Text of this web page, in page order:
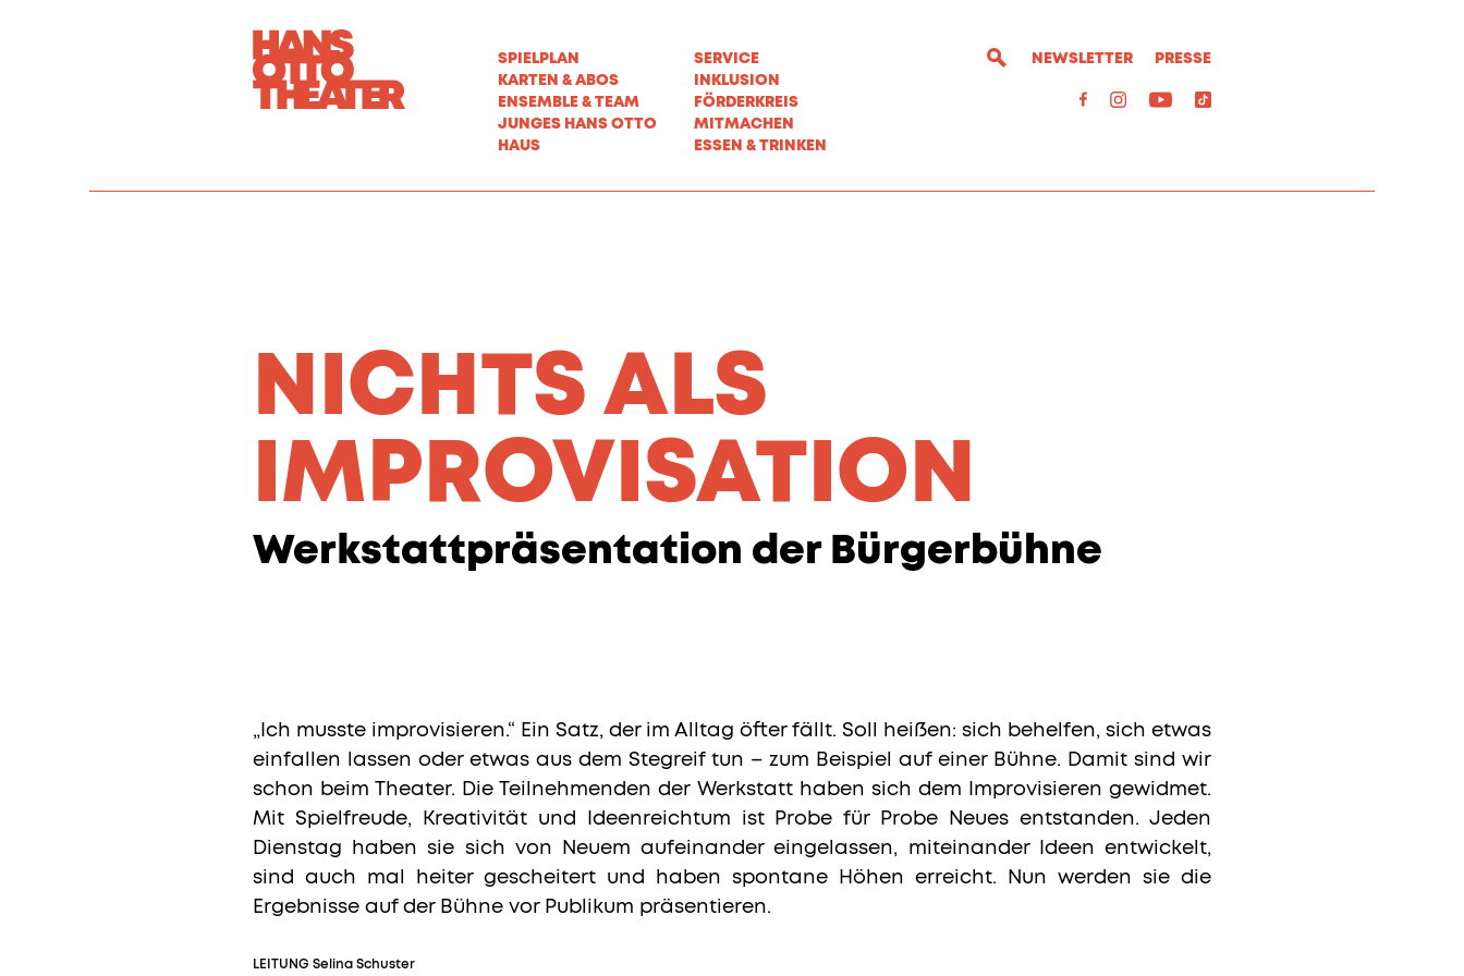
SPIELPLAN
KARTEN & ABOS
ENSEMBLE & TEAM
JUNGES HANS OTTO
HAUS
SERVICE
INKLUSION
FÖRDERKREIS
MITMACHEN
ESSEN & TRINKEN
NEWSLETTER PRESSE
NICHTS ALS
IMPROVISATION
Werkstattpräsentation der Bürgerbühne
„Ich musste improvisieren.“ Ein Satz, der im Alltag öfter fällt. Soll heißen: sich behelfen, sich etwas
einfallen lassen oder etwas aus dem Stegreif tun – zum Beispiel auf einer Bühne. Damit sind wir
schon beim Theater. Die Teilnehmenden der Werkstatt haben sich dem Improvisieren gewidmet.
Mit Spielfreude, Kreativität und Ideenreichtum ist Probe für Probe Neues entstanden. Jeden
Dienstag haben sie sich von Neuem aufeinander eingelassen, miteinander Ideen entwickelt,
sind auch mal heiter gescheitert und haben spontane Höhen erreicht. Nun werden sie die
Ergebnisse auf der Bühne vor Publikum präsentieren.
LEITUNG Selina Schuster